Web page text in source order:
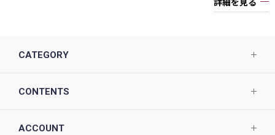
CATEGORY
CONTENTS
ACCOUNT